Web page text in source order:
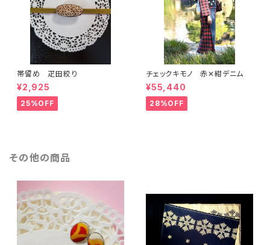
帯留め 疋田絞り
¥2,925
25%OFF
チェックキモノ 赤✕紺デニム
¥55,440
28%OFF
その他の商品